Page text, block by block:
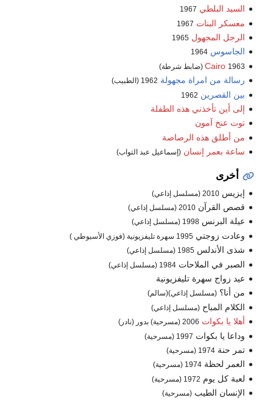
السيد البلطي 1967
معسكر البنات 1967
الرجل المجهول 1965
الجاسوس 1964
Cairo 1963 (ضابط شرطة)
رسالة من امراة مجهولة 1962 (الطبيب)
بين القصرين 1962
إلى أين تأخذني هذه الطفلة
توت عنخ آمون
من أطلق هذه الرصاصة
ساعة بعمر إنسان (إسماعيل عبد التواب)
أخرى
إيزيس2010 (مسلسل إذاعي)
قصص القرآن2010 (مسلسل إذاعي)
عيلة البرنس1998 (مسلسل إذاعي)
وعادت زوجتي1995 سهرة تليفزيونية (فوزي الأسيوطي )
شذى الأندلس1985 (مسلسل إذاعي)
الصبر في الملاحات1984 (مسلسل إذاعي)
عيد زواج سهرة تليفزيونية
من أنا؟(مسلسل إذاعي)(سالم)
الكلام المباح(مسلسل إذاعي)
أهلا يا بكوات 2006 (مسرحية) بدور (نادر)
وداعا يا بكوات 1997 (مسرحية)
تمر حنة1974 (مسرحية)
العمر لحظة1974 (مسرحية)
لعبة كل يوم 1972 (مسرحية)
الإنسان الطيب(مسرحية)